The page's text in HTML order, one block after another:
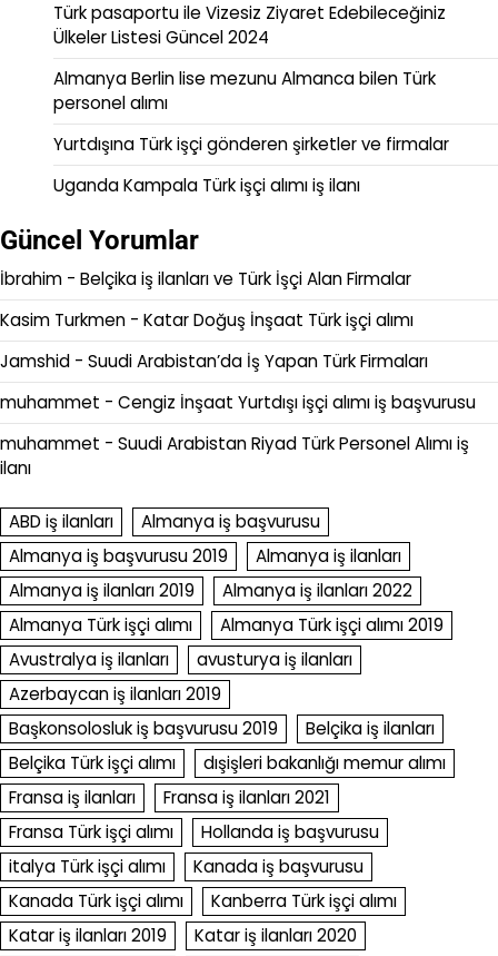
Türk pasaportu ile Vizesiz Ziyaret Edebileceğiniz
Ülkeler Listesi Güncel 2024
Almanya Berlin lise mezunu Almanca bilen Türk
personel alımı
Yurtdışına Türk işçi gönderen şirketler ve firmalar
Uganda Kampala Türk işçi alımı iş ilanı
Güncel Yorumlar
İbrahim - Belçika iş ilanları ve Türk İşçi Alan Firmalar
Kasim Turkmen - Katar Doğuş İnşaat Türk işçi alımı
Jamshid - Suudi Arabistan’da İş Yapan Türk Firmaları
muhammet - Cengiz İnşaat Yurtdışı işçi alımı iş başvurusu
muhammet - Suudi Arabistan Riyad Türk Personel Alımı iş
ilanı
ABD iş ilanları
Almanya iş başvurusu
Almanya iş başvurusu 2019
Almanya iş ilanları
Almanya iş ilanları 2019
Almanya iş ilanları 2022
Almanya Türk işçi alımı
Almanya Türk işçi alımı 2019
Avustralya iş ilanları
avusturya iş ilanları
Azerbaycan iş ilanları 2019
Başkonsolosluk iş başvurusu 2019
Belçika iş ilanları
Belçika Türk işçi alımı
dışişleri bakanlığı memur alımı
Fransa iş ilanları
Fransa iş ilanları 2021
Fransa Türk işçi alımı
Hollanda iş başvurusu
italya Türk işçi alımı
Kanada iş başvurusu
Kanada Türk işçi alımı
Kanberra Türk işçi alımı
Katar iş ilanları 2019
Katar iş ilanları 2020